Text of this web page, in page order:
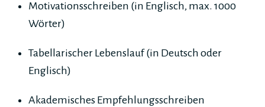
Motivationsschreiben (in Englisch, max. 1000
Wörter)
Tabellarischer Lebenslauf (in Deutsch oder
Englisch)
Akademisches Empfehlungsschreiben